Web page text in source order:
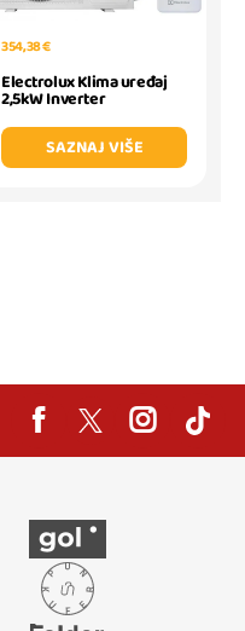
354,38 €
Electrolux Klima uređaj
2,5kW Inverter
SAZNAJ VIŠE